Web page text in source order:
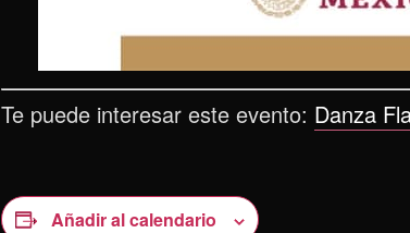
Te puede interesar este evento: Danza
Añadir al calendario